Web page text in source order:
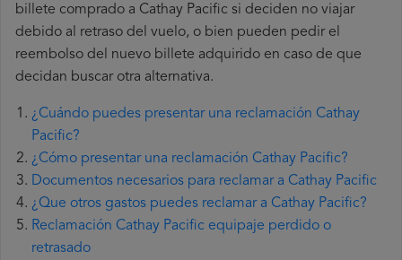
billete comprado a Cathay Pacific si deciden no viajar
debido al retraso del vuelo, o bien pueden pedir el
reembolso del nuevo billete adquirido en caso de que
decidan buscar otra alternativa.
¿Cuándo puedes presentar una reclamación Cathay
Pacific?
¿Cómo presentar una reclamación Cathay Pacific?
Documentos necesarios para reclamar a Cathay Pacific
¿Que otros gastos puedes reclamar a Cathay Pacific?
Reclamación Cathay Pacific equipaje perdido o
retrasado